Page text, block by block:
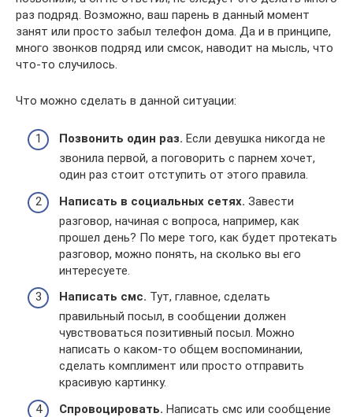
раз подряд. Возможно, ваш парень в данный момент
занят или просто забыл телефон дома. Да и в принципе,
много звонков подряд или смсок, наводит на мысль, что
что-то случилось.
Что можно сделать в данной ситуации:
Позвонить один раз. Если девушка никогда не
звонила первой, а поговорить с парнем хочет,
один раз стоит отступить от этого правила.
Написать в социальных сетях. Завести
разговор, начиная с вопроса, например, как
прошел день? По мере того, как будет протекать
разговор, можно понять, на сколько вы его
интересуете.
Написать смс. Тут, главное, сделать
правильный посыл, в сообщении должен
чувствоваться позитивный посыл. Можно
написать о каком-то общем воспоминании,
сделать комплимент или просто отправить
красивую картинку.
Спровоцировать. Написать смс или сообщение